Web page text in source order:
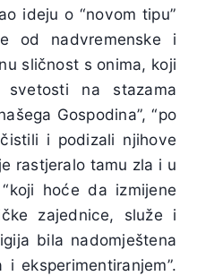
ideju o “novom tipu”
od nadvremenske i
sličnost s onima, koji
na stazama
Gospodina”, “po
i podizali njihove
rastjeralo tamu zla i u
hoće da izmijene
zajednice, služe i
bila nadomještena
eksperimentiranjem”.